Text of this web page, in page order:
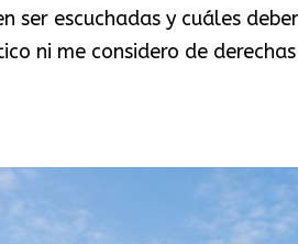
ser escuchadas y cuáles
ni me considero de